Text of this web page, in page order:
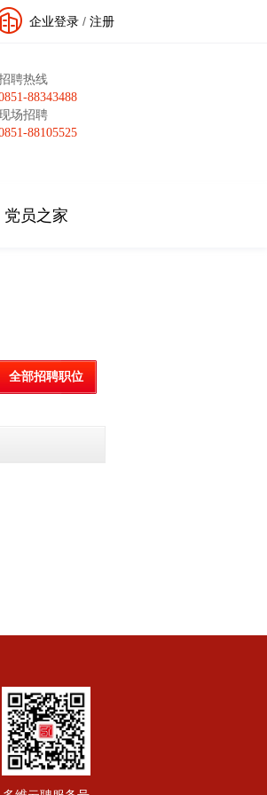
企业登录 / 注册
聘热线
88343488
场招聘
88105525
党员之家
全部招聘职位